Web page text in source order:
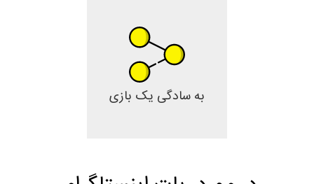
به سادگی یک بازی